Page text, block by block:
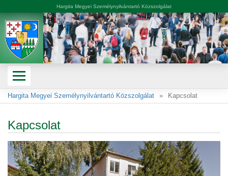
Hargita Megyei Személynyilvántartó Közszolgálat Kapcsolat
Kapcsolat
Hargita Megyei Személynyilvántartó Közszolgálat